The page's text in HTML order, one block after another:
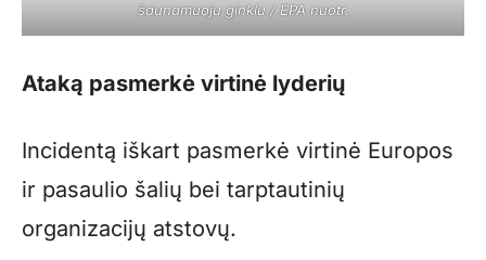
šaunamuoju ginklu / EPA nuotr.
Ataką pasmerkė virtinė lyderių
Incidentą iškart pasmerkė virtinė Europos
ir pasaulio šalių bei tarptautinių
organizacijų atstovų.